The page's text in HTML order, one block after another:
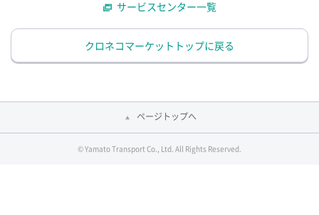
サービスセンター一覧
クロネコマーケットトップに戻る
ページトップへ
© Yamato Transport Co., Ltd. All Rights Reserved.